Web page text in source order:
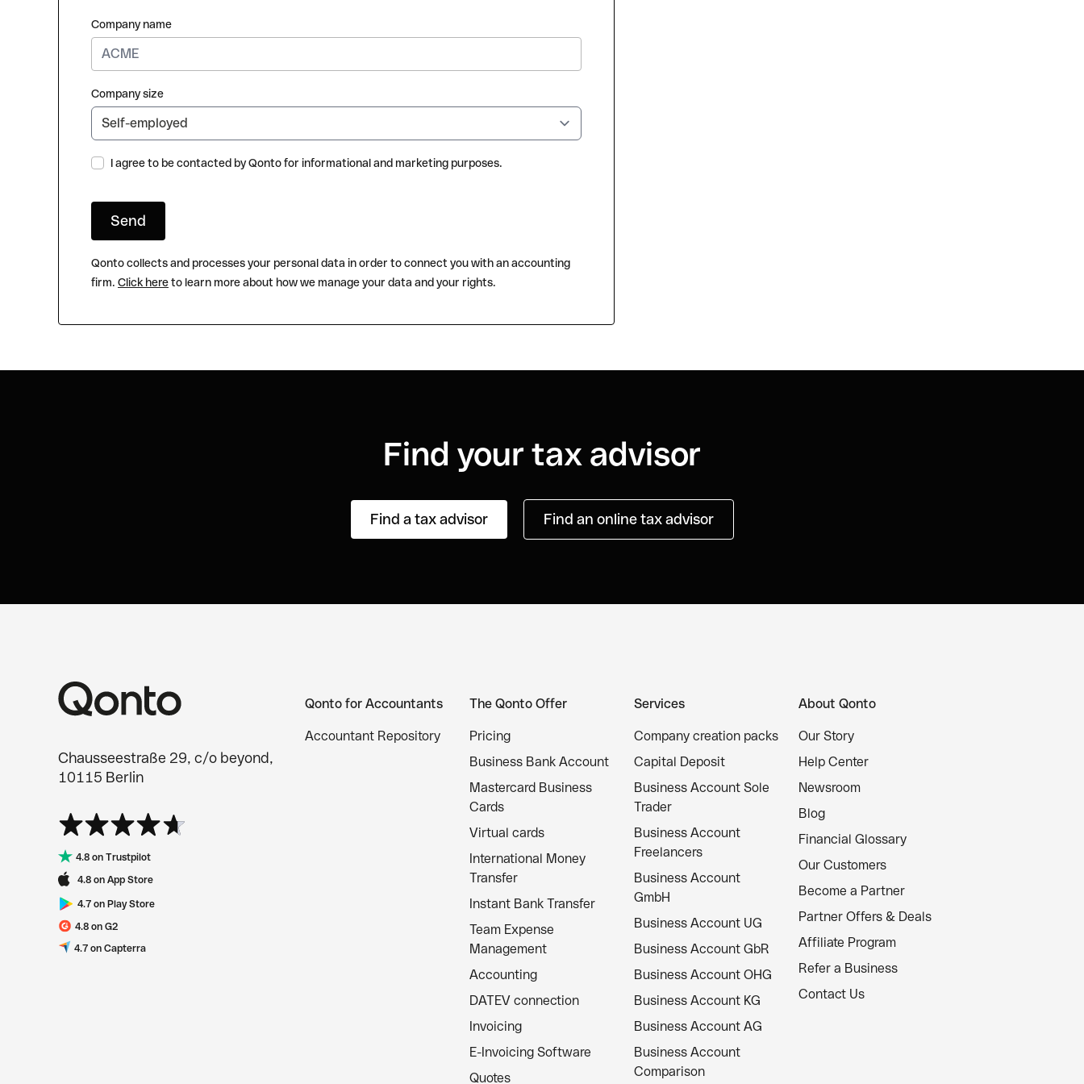
Company name
Company size
I agree to be contacted by Qonto for informational and marketing purposes.
Qonto collects and processes your personal data in order to connect you with an accounting
firm. Click hereto learn more about how we manage your data and your rights.
Find your tax advisor
Find a tax advisor Find an online tax advisor
Chausseestraße 29, c/o beyond,
10115 Berlin
4.8 on Trustpilot
4.8 on App Store
4.7 on Play Store
4.8 on G2
4.7 on Capterra
Qonto for Accountants
Accountant Repository
The Qonto Offer
Pricing
Business Bank Account
Mastercard Business
Cards
Virtual cards
International Money
Transfer
Instant Bank Transfer
Team Expense
Management
Accounting
DATEV connection
Invoicing
E-Invoicing Software
Quotes
Services
Company creation packs
Capital Deposit
Business Account Sole
Trader
Business Account
Freelancers
Business Account
GmbH
Business Account UG
Business Account GbR
Business Account OHG
Business Account KG
Business Account AG
Business Account
Comparison
About Qonto
Our Story
Help Center
Newsroom
Blog
Financial Glossary
Our Customers
Become a Partner
Partner Offers & Deals
Affiliate Program
Refer a Business
Contact Us